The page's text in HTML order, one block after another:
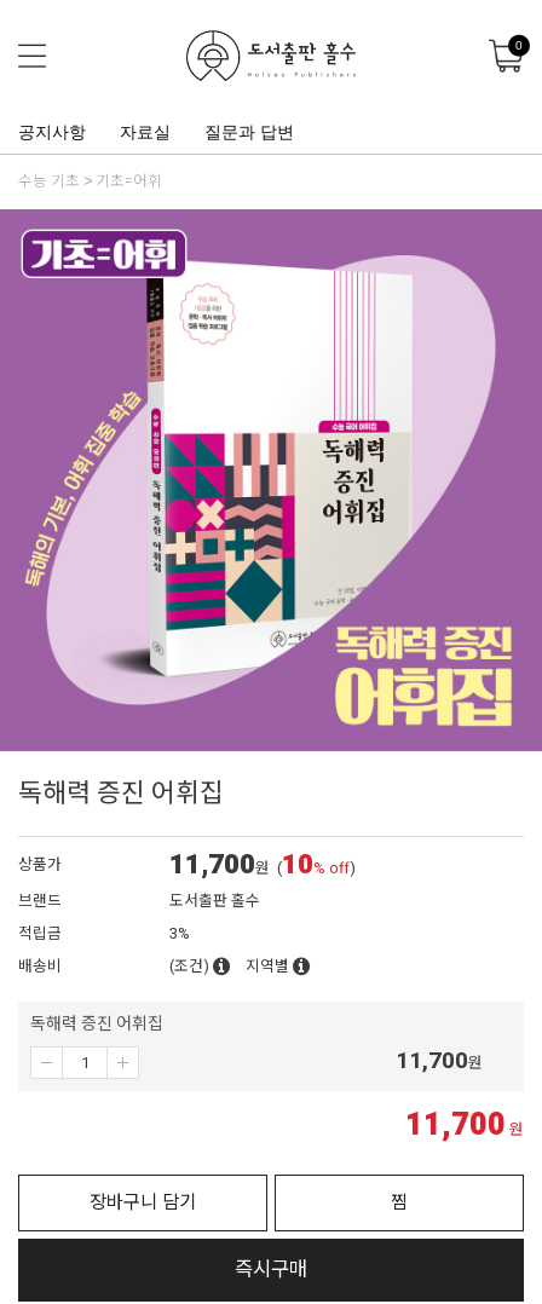
0
공지사항 자료실 질문과 답변
수능 기초 기초=어휘
독해력 증진 어휘집
상품가 11,700원 (10% off)
브랜드
도서출판 홀수
적립금
3%
배송비
(조건) 지역별
독해력 증진 어휘집
11,700원
11,700 원
장바구니 담기 찜
즉시구매